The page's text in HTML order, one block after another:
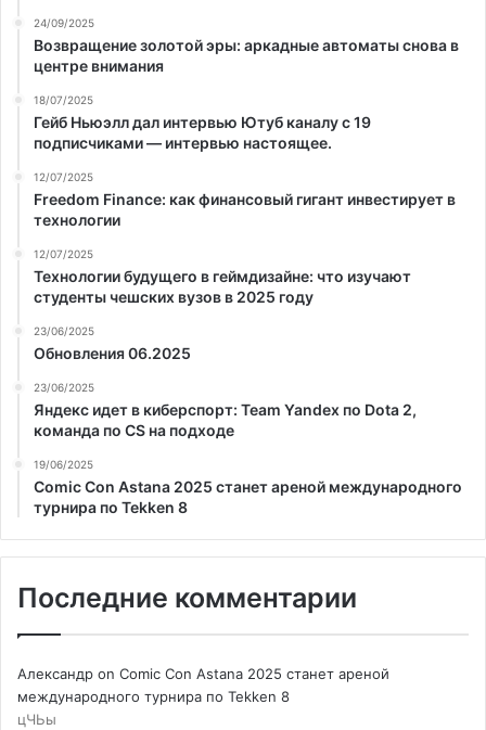
24/09/2025
Возвращение золотой эры: аркадные автоматы снова в
центре внимания
18/07/2025
Гейб Ньюэлл дал интервью Ютуб каналу с 19
подписчиками — интервью настоящее.
12/07/2025
Freedom Finance: как финансовый гигант инвестирует в
технологии
12/07/2025
Технологии будущего в геймдизайне: что изучают
студенты чешских вузов в 2025 году
23/06/2025
Обновления 06.2025
23/06/2025
Яндекс идет в киберспорт: Team Yandex по Dota 2,
команда по CS на подходе
19/06/2025
Comic Con Astana 2025 станет ареной международного
турнира по Tekken 8
Последние комментарии
Александр on Comic Con Astana 2025 станет ареной
международного турнира по Tekken 8
цЧЬы